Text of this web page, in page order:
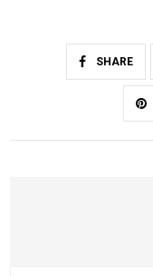
SHARE